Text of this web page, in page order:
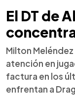
El DT de
Milton
atención en
factura en los
enfrentan a